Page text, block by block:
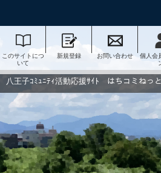
このサイトにつ
いて
新規登録 お問い合わせ
個人会
八王子ｺﾐｭﾆﾃｨ活動応援ｻｲﾄ はちコミねっと